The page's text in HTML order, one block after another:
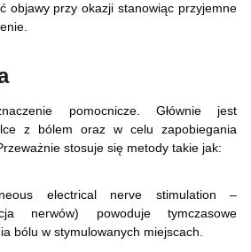
objawy przy okazji stanowiąc przyjemne
pomocnicze. Głównie jest
z bólem oraz w celu zapobiegania
stosuje się metody takie jak:
electrical nerve stimulation –
nerwów) powoduje tymczasowe
bólu w stymulowanych miejscach.